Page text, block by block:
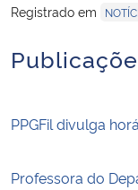
Registrado em
PPGFil divulga
Professora do